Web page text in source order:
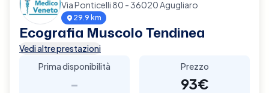
Via Ponticelli 80 - 36020 Agugliaro
29.9 km
Ecografia Muscolo Tendinea
Vedi altre prestazioni
Prima disponibilità
-
Prezzo
93€